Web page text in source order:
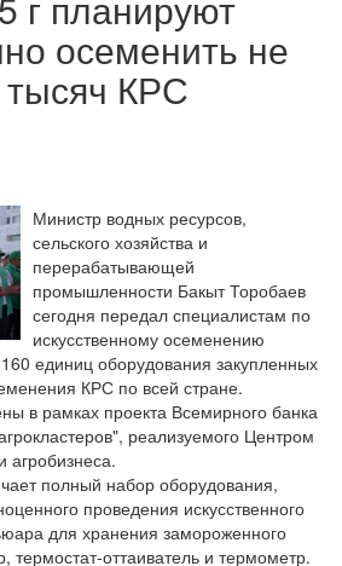
осеменить не
КРС
Министр водных ресурсов,
сельского хозяйства и
перерабатывающей
промышленности Бакыт Торобаев
сегодня передал специалистам по
искусственному осеменению
единиц оборудования закупленных
КРС по всей стране.
в рамках проекта Всемирного банка
реализуемого Центром
агробизнеса.
полный набор оборудования,
проведения искусственного
для хранения замороженного
термостат-оттаиватель и термометр.